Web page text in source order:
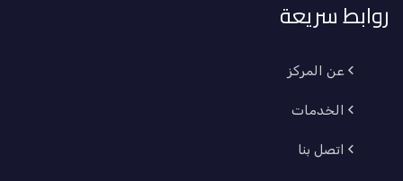
روابط سريعة
عن المركز
الخدمات
اتصل بنا